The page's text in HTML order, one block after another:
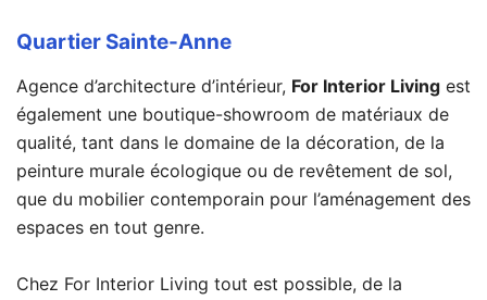
Quartier Sainte-Anne
Agence d’architecture d’intérieur, For Interior Living est
également une boutique-showroom de matériaux de
qualité, tant dans le domaine de la décoration, de la
peinture murale écologique ou de revêtement de sol,
que du mobilier contemporain pour l’aménagement des
espaces en tout genre.
Chez For Interior Living tout est possible, de la